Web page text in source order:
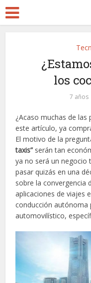
los
7 años
¿Acaso muchas de
este artículo, ya
El motivo de la
taxis” serán tan
ya no será un negocio
pasar quizás en una
sobre la convergencia
aplicaciones de viajes
conducción autónoma
automovilístico,